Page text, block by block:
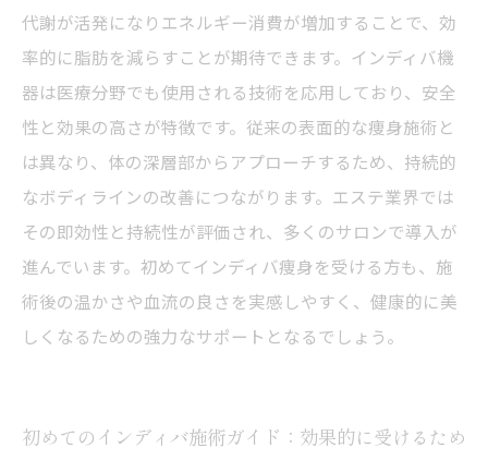
代謝が活発になりエネルギー消費が増加することで、効
率的に脂肪を減らすことが期待できます。インディバ機
器は医療分野でも使用される技術を応用しており、安全
性と効果の高さが特徴です。従来の表面的な痩身施術と
は異なり、体の深層部からアプローチするため、持続的
なボディラインの改善につながります。エステ業界では
その即効性と持続性が評価され、多くのサロンで導入が
進んでいます。初めてインディバ痩身を受ける方も、施
術後の温かさや血流の良さを実感しやすく、健康的に美
しくなるための強力なサポートとなるでしょう。
初めてのインディバ施術ガイド：効果的に受けるため